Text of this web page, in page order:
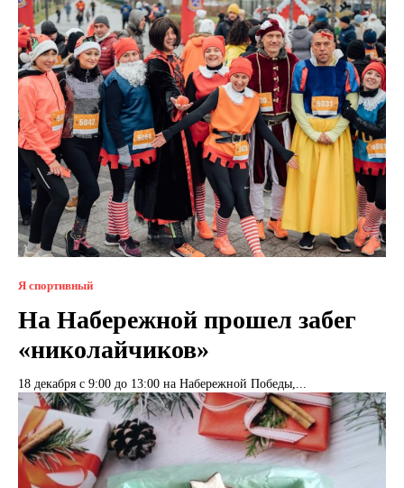
Я спортивный
На Набережной прошел забег
«николайчиков»
18 декабря с 9:00 до 13:00 на Набережной Победы,...